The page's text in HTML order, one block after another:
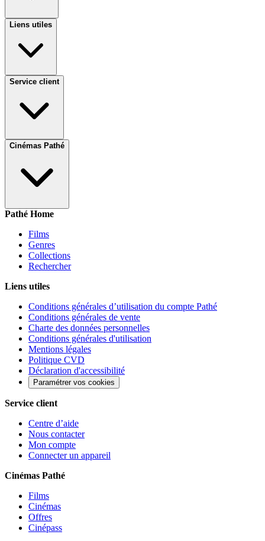
Liens utiles
Service client
Cinémas Pathé
Pathé Home
Films
Genres
Collections
Rechercher
Liens utiles
Conditions générales d’utilisation du compte Pathé
Conditions générales de vente
Charte des données personnelles
Conditions générales d'utilisation
Mentions légales
Politique CVD
Déclaration d'accessibilité
Paramétrer vos cookies
Service client
Centre d’aide
Nous contacter
Mon compte
Connecter un appareil
Cinémas Pathé
Films
Cinémas
Offres
Cinépass